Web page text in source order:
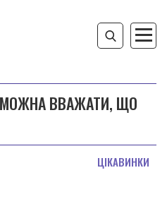
МОЖНА ВВАЖАТИ, ЩО
ЦІКАВИНКИ